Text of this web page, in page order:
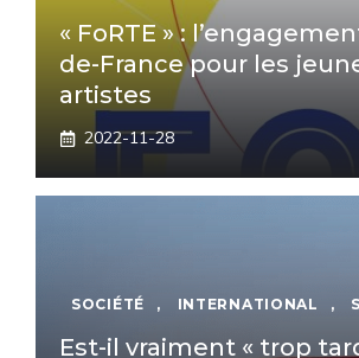
« FoRTE » :
de-France pour les
artistes
2022-11-28
SOCIÉTÉ , INTERNATIONAL ,
Est-il vraiment « trop